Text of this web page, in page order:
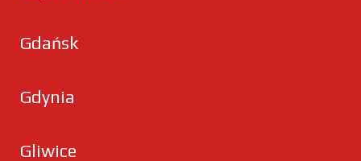
Gdańsk
Gdynia
Gliwice